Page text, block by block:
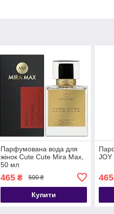
Парфумована вода для
жінок Cute Cute Mira Max,
50 мл
465₴ 500 ₴
Купити
465